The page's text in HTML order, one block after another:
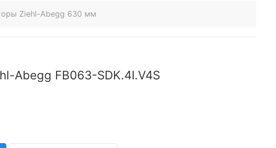
Ziehl-Abegg 630 мм
Abegg FB063-SDK.4I.V4S